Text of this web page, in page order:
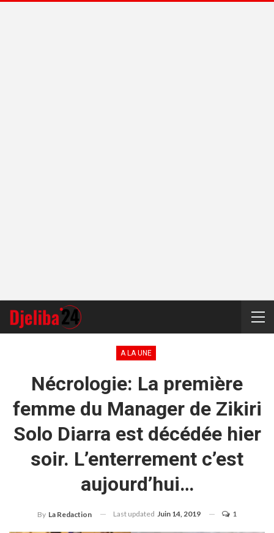
A LA UNE
Nécrologie: La première
femme du Manager de Zikiri
Solo Diarra est décédée hier
soir. L’enterrement c’est
aujourd’hui…
By La Redaction Last updated Juin 14, 2019 1